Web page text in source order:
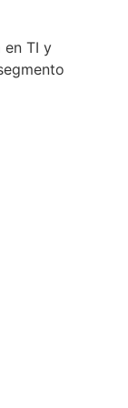
en TI y